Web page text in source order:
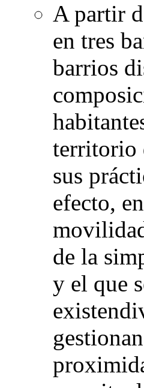
A partir
en tres
barrios
territorio
sus
efecto,
de la
y el que